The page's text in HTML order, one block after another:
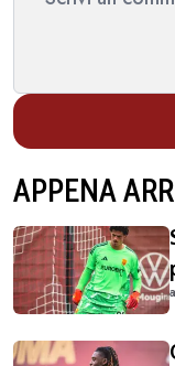
APPENA